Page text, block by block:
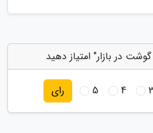
در بازار" امتیاز دهید
4
5 رای